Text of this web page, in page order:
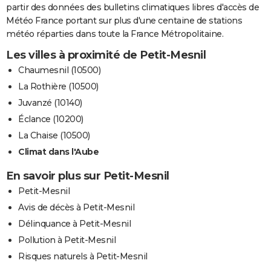
partir des données des bulletins climatiques libres d'accès de
Météo France portant sur plus d'une centaine de stations
météo réparties dans toute la France Métropolitaine.
Les villes à proximité de Petit-Mesnil
Chaumesnil (10500)
La Rothière (10500)
Juvanzé (10140)
Éclance (10200)
La Chaise (10500)
Climat dans l'Aube
En savoir plus sur Petit-Mesnil
Petit-Mesnil
Avis de décès à Petit-Mesnil
Délinquance à Petit-Mesnil
Pollution à Petit-Mesnil
Risques naturels à Petit-Mesnil